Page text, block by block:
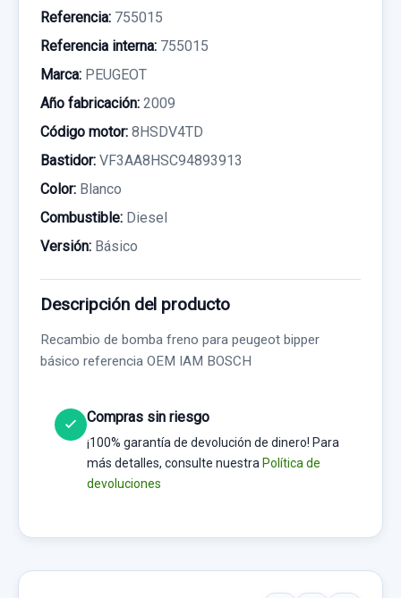
Referencia: 755015
Referencia interna: 755015
Marca: PEUGEOT
Año fabricación: 2009
Código motor: 8HSDV4TD
Bastidor: VF3AA8HSC94893913
Color: Blanco
Combustible: Diesel
Versión: Básico
Descripción del producto
Recambio de bomba freno para peugeot bipper
básico referencia OEM IAM BOSCH
Compras sin riesgo
¡100% garantía de devolución de dinero! Para
más detalles, consulte nuestra Política de
devoluciones